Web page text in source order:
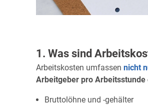
1. Was sind
Arbeitskosten umfassen nicht
Arbeitgeber pro Arbeitsstunde
Bruttolöhne und -gehälter